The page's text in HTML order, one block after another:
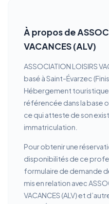
À propos de
VACANCES (ALV)
ASSOCIATION LOISIRS
basé à Saint-Évarzec
Hébergement
référencée dans la base
ce qui atteste de son
immatriculation.
Pour obtenir une
disponibilités de ce
formulaire de demande
mis en relation avec
VACANCES (ALV) et